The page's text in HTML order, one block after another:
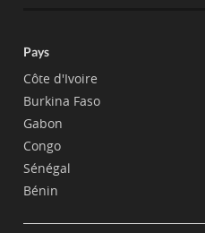
Pays
Côte d'Ivoire
Burkina Faso
Gabon
Congo
Sénégal
Bénin